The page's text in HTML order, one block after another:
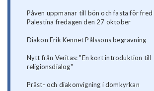
Påven uppmanar till bön och fasta för fred
Palestina fredagen den 27 oktober
Diakon Erik Kennet Pålssons begravning
Nytt från Veritas: "En kort introduktion till
religionsdialog"
Präst- och diakonvigning i domkyrkan